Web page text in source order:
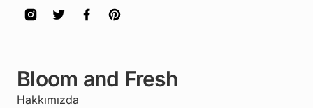
Bloom and Fresh
Hakkımızda